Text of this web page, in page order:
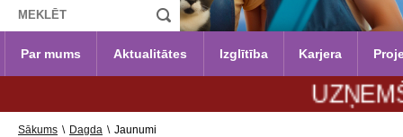
Par mums Aktualitātes Izglītība Karjera
Sākums \ Dagda \ Jaunumi